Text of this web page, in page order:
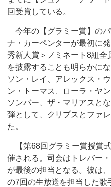
回受賞している。
今年の【グラミー賞】の
ナ・カーペンターが最初に
秀新人賞＞ノミネート8組全
を披露することも明らかに
ソン・レイ、アレックス・
ン・トーマス、ローラ・ヤ
ソンバー、ザ・マリアスと
弾として、クリプスとファ
た。
【第68回グラミー賞授賞
催される。司会はトレバー
が最後の担当となる。彼は
の7回の生放送を担当した歌